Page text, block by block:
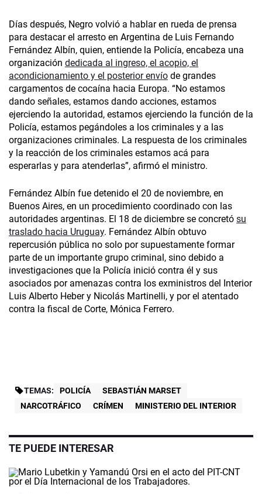
Días después, Negro volvió a hablar en rueda de prensa
para destacar el arresto en Argentina de Luis Fernando
Fernández Albín, quien, entiende la Policía, encabeza una
organización dedicada al ingreso, el acopio, el
acondicionamiento y el posterior envío de grandes
cargamentos de cocaína hacia Europa. “No estamos
dando señales, estamos dando acciones, estamos
ejerciendo la autoridad, estamos ejerciendo la función de la
Policía, estamos pegándoles a los criminales y a las
organizaciones criminales. La respuesta de los criminales
y la reacción de los criminales estamos acá para
esperarlas y para atenderlas”, afirmó el ministro.
Fernández Albín fue detenido el 20 de noviembre, en
Buenos Aires, en un procedimiento coordinado con las
autoridades argentinas. El 18 de diciembre se concretó su
traslado hacia Uruguay. Fernández Albín obtuvo
repercusión pública no solo por supuestamente formar
parte de un importante grupo criminal, sino debido a
investigaciones que la Policía inició contra él y sus
asociados por amenazas contra los exministros del Interior
Luis Alberto Heber y Nicolás Martinelli, y por el atentado
contra la fiscal de Corte, Mónica Ferrero.
TEMAS: POLICÍA
SEBASTIÁN MARSET
NARCOTRÁFICO
CRÍMEN MINISTERIO DEL INTERIOR
TE PUEDE INTERESAR